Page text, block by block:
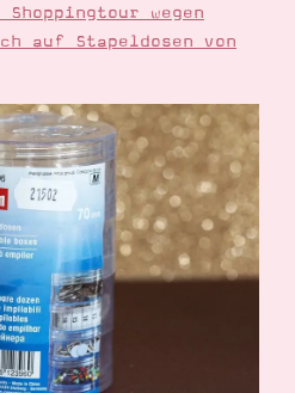
Shoppingtour wegen
auf Stapeldosen von